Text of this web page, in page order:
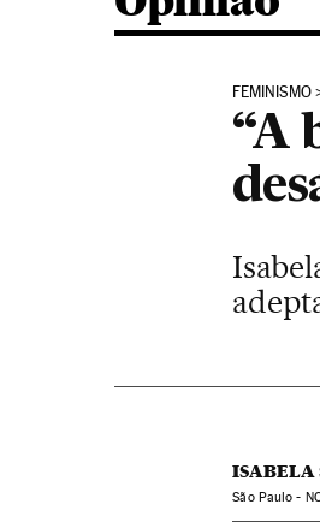
FEMINISMO
“A
ISABELA
São Paulo -